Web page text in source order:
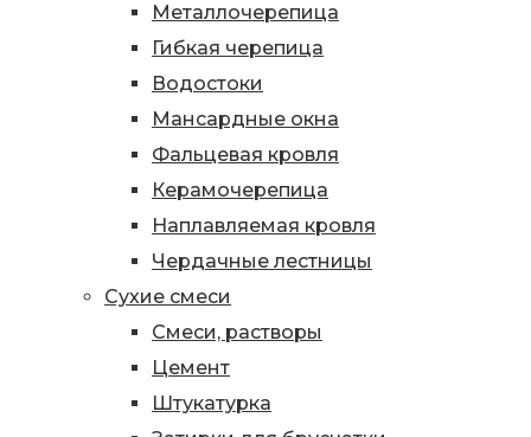
Металлочерепица
Гибкая черепица
Водостоки
Мансардные окна
Фальцевая кровля
Керамочерепица
Наплавляемая кровля
Чердачные лестницы
Сухие смеси
Смеси, растворы
Цемент
Штукатурка